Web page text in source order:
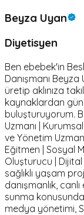
Beyza Uyan
Diyetisyen
Ben ebebek'in
Danışmanı
üretip aklınıza
kaynaklardan
buluşturuyorum.
Uzmanı |
ve Yönetim
Eğitmen | Sosyal
Oluşturucu |
sağlıklı yaşam
danışmanlık,
sunma
medya yönetimi,